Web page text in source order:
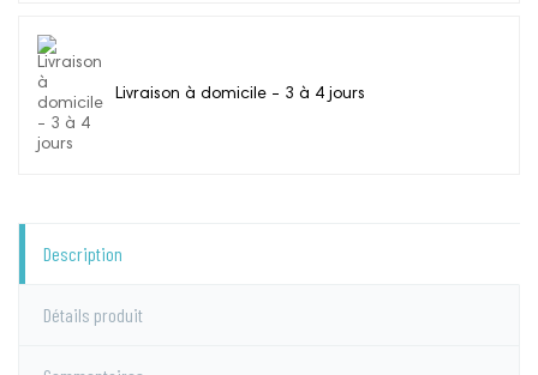
Livraison à domicile - 3 à 4 jours
Description
Détails produit